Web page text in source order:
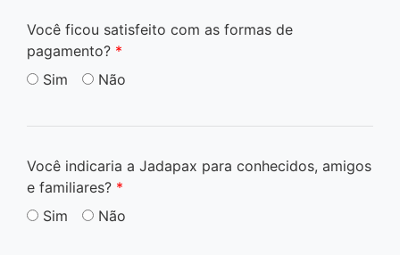
Você ficou satisfeito com as formas de
pagamento? *
Sim
Não
Você indicaria a Jadapax para conhecidos, amigos
e familiares? *
Sim
Não